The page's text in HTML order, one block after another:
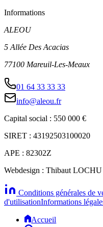
Informations
ALEOU
5 Allée Des Acacias
77100 Mareuil-Les-Meaux
01 64 33 33 33
info@aleou.fr
Capital social : 550 000 €
SIRET : 43192503100020
APE : 82302Z
Webdesign : Thibaut LOCHU
Conditions générales de
d'utilisationInformations
Accueil